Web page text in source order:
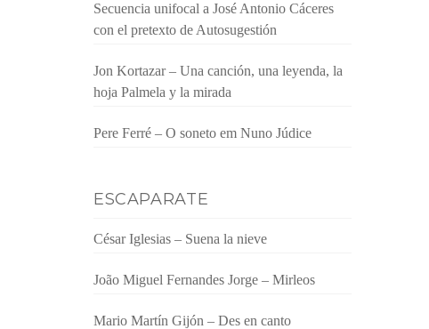
Secuencia unifocal a José Antonio Cáceres
con el pretexto de Autosugestión
Jon Kortazar – Una canción, una leyenda, la
hoja Palmela y la mirada
Pere Ferré – O soneto em Nuno Júdice
ESCAPARATE
César Iglesias – Suena la nieve
João Miguel Fernandes Jorge – Mirleos
Mario Martín Gijón – Des en canto